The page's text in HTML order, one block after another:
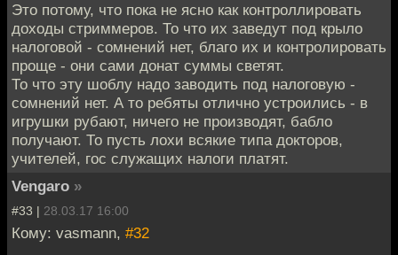
Это потому, что пока не ясно как контроллировать
доходы стриммеров. То что их заведут под крыло
налоговой - сомнений нет, благо их и контролировать
проще - они сами донат суммы светят.
То что эту шоблу надо заводить под налоговую -
сомнений нет. А то ребяты отлично устроились - в
игрушки рубают, ничего не производят, бабло
получают. То пусть лохи всякие типа докторов,
учителей, гос служащих налоги платят.
Vengaro »
#33 | 28.03.17 16:00
Кому: vasmann, #32